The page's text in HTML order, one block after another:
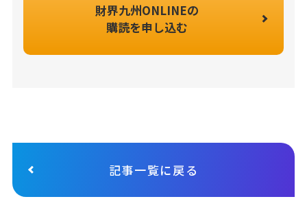
財界九州ONLINEの
購読を申し込む
記事一覧に戻る